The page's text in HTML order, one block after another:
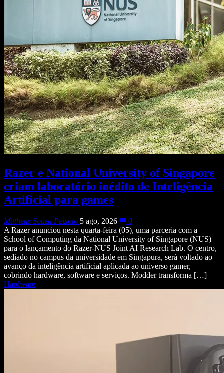
Razer e National University of Singapore
criam laboratório inédito de Inteligência
Artificial para games
Matheus Souza Peixoto 5 ago, 2026
0
A Razer anunciou nesta quarta-feira (05), uma parceria com a
School of Computing da National University of Singapore (NUS)
para o lançamento do Razer-NUS Joint AI Research Lab. O centro,
sediado no campus da universidade em Singapura, será voltado ao
avanço da inteligência artificial aplicada ao universo gamer,
cobrindo hardware, software e serviços. Modder transforma […]
Hardware